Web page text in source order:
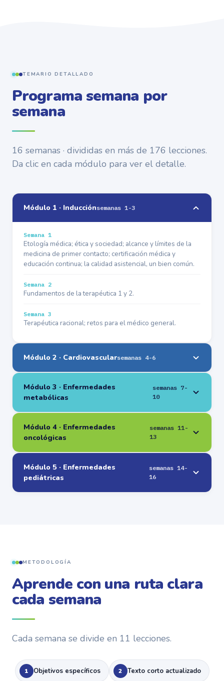
TEMARIO DETALLADO
Programa semana por
semana
16 semanas · divididas en más de 176 lecciones.
Da clic en cada módulo para ver el detalle.
Módulo 1 · Inducciónsemanas 1-3
Semana 1
Etología médica; ética y sociedad; alcance y límites de la
medicina de primer contacto; certificación médica y
educación continua; la calidad asistencial, un bien común.
Semana 2
Fundamentos de la terapéutica 1 y 2.
Semana 3
Terapéutica racional; retos para el médico general.
Módulo 2 · Cardiovascularsemanas 4-6
Módulo 3 · Enfermedades
metabólicas
semanas 7-
10
Módulo 4 · Enfermedades
oncológicas
semanas 11-
13
Módulo 5 · Enfermedades
pediátricas
semanas 14-
16
METODOLOGÍA
Aprende con una ruta clara
cada semana
Cada semana se divide en 11 lecciones.
1 Objetivos específicos 2 Texto corto actualizado